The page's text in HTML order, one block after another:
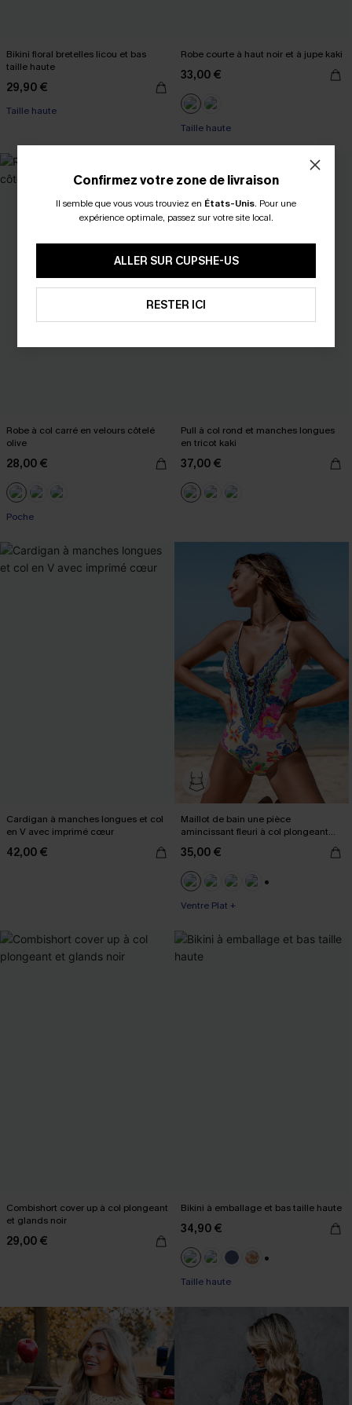
Bikini floral bretelles licou et bas
taille haute
29,90 €
Taille haute
Robe courte à haut noir et à jupe kaki
33,00 €
Taille haute
Robe à col carré en velours côtelé
olive
28,00 €
Poche
Pull à col rond et manches longues
en tricot kaki
37,00 €
Cardigan à manches longues et col
en V avec imprimé cœur
42,00 €
Maillot de bain une pièce
amincissant fleuri à col plongeant
35,00 €
Ventre Plat +
Combishort cover up à col plongeant
et glands noir
29,00 €
Bikini à emballage et bas taille haute
34,90 €
Taille haute
Confirmez votre zone de livraison
Il semble que vous vous trouviez en États-Unis. Pour une
expérience optimale, passez sur votre site local.
ALLER SUR CUPSHE-US
RESTER ICI